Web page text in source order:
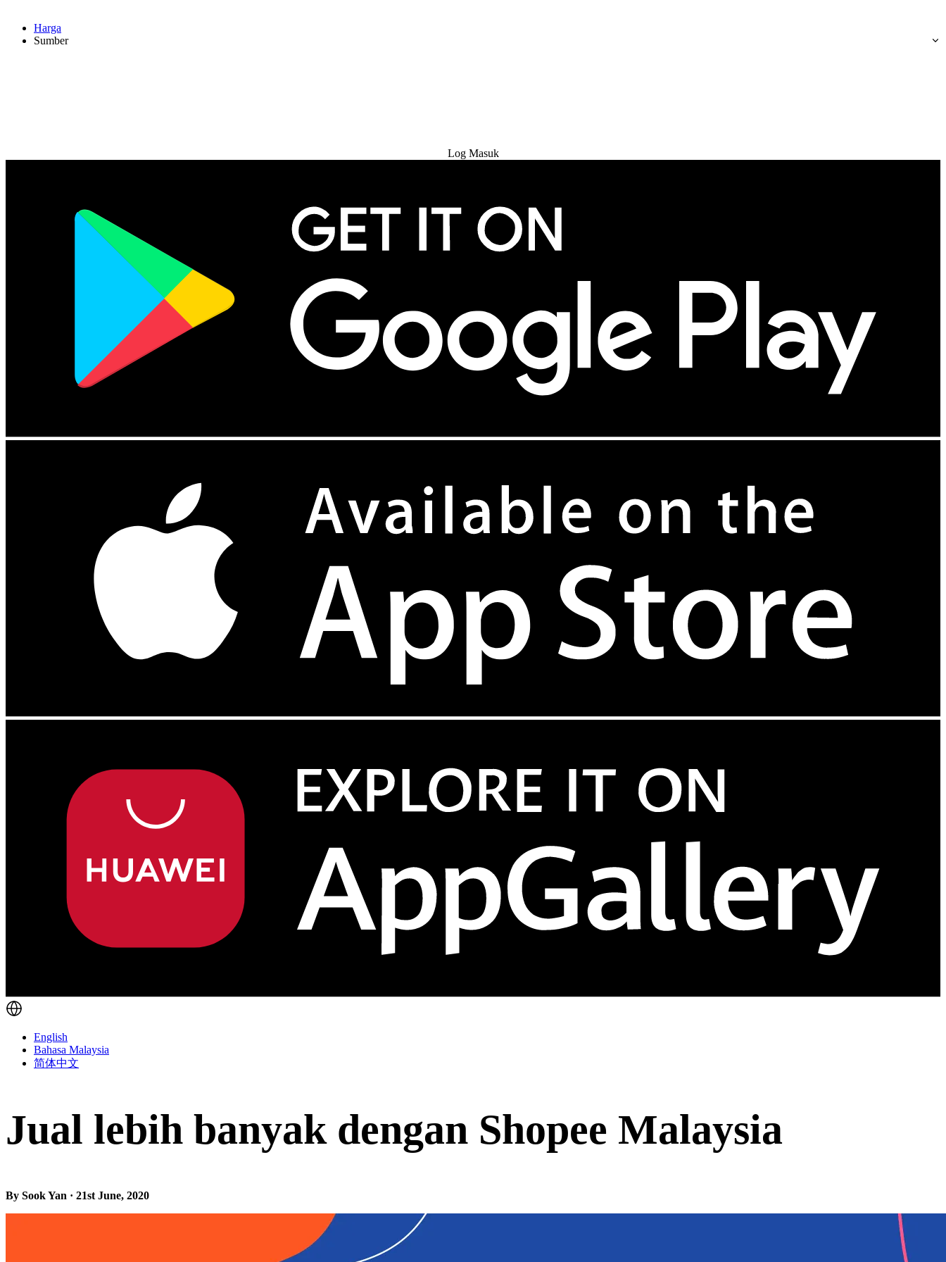
Harga
Sumber
Log Masuk
English
Bahasa Malaysia
简体中文
Jual lebih banyak dengan Shopee Malaysia
By Sook Yan · 21st June, 2020